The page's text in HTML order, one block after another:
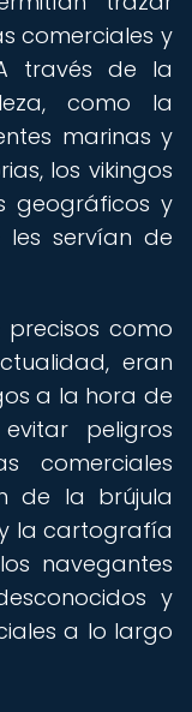
comerciales y
través de la
como la
marinas y
los vikingos
geográficos y
servían de
como
eran
a la hora de
peligros
comerciales
de la brújula
la cartografía
navegantes
y
a lo largo